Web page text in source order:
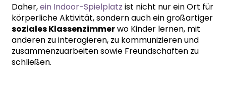
Daher,ein Indoor-Spielplatz ist nicht nur ein Ort für
körperliche Aktivität, sondern auch ein großartiger
soziales Klassenzimmerwo Kinder lernen, mit
anderen zu interagieren, zu kommunizieren und
zusammenzuarbeiten sowie Freundschaften zu
schließen.